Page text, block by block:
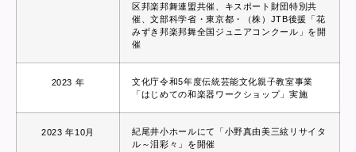
区邦楽邦舞連盟共催、キスポート財団特別共
催、文部科学省・東京都・（株）JTB後援「花
みずき邦楽邦舞全国ジュニアコンクール」を開
催
2023 年
文化庁令和5年度伝統芸能文化親子教室事業
「はじめての和楽器ワークショップ」実施
2023 年10月
紀尾井小ホールにて「小野真由美三絃リサイタ
ル～泪彩々」を開催